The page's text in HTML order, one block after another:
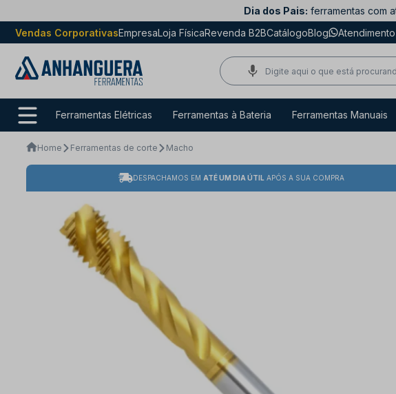
Dia dos Pais: ferramentas com
Vendas CorporativasEmpresaLoja FísicaRevenda B2BCatálogoBlog
Ferramentas Elétricas Ferramentas à Bateria Ferramentas Manuais
Home Ferramentas de corte Macho
DESPACHAMOS EM ATÉ UM DIA ÚTIL APÓS A SUA COMPRA